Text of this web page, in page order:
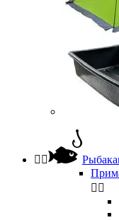
 
 